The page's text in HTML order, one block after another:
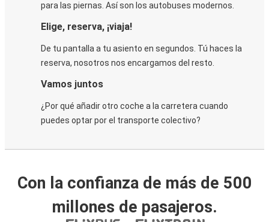
para las piernas. Así son los autobuses modernos.
Elige, reserva, ¡viaja!
De tu pantalla a tu asiento en segundos. Tú haces la
reserva, nosotros nos encargamos del resto.
Vamos juntos
¿Por qué añadir otro coche a la carretera cuando
puedes optar por el transporte colectivo?
Con la confianza de más de 500
millones de pasajeros.